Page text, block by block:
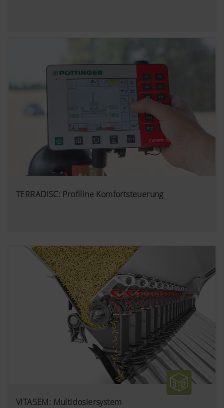
TERRADISC: Profiline Komfortsteuerung
VITASEM: Multidosiersystem